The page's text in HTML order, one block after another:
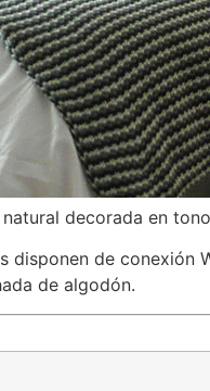
decorada en
disponen de
de algodón.